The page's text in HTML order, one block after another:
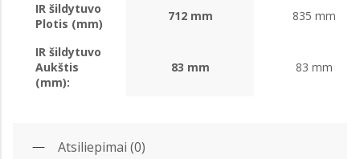
IR šildytuvo
Plotis (mm)
712 mm 835 mm
IR šildytuvo
Aukštis
(mm):
83 mm 83 mm
Atsiliepimai (0)